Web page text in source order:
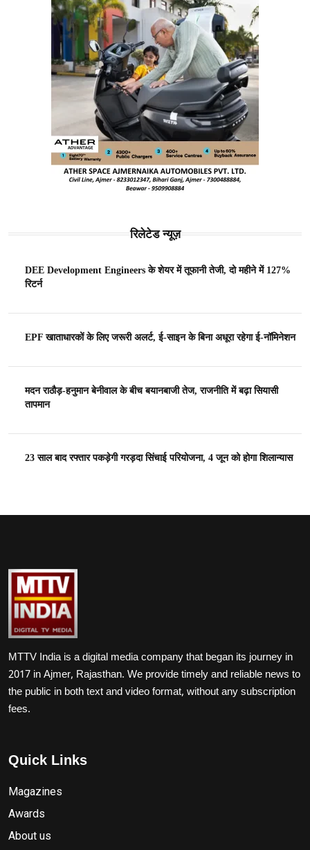
रिलेटेड न्यूज़
DEE Development Engineers के शेयर में तूफानी तेजी, दो महीने में 127%
रिटर्न
EPF खाताधारकों के लिए जरूरी अलर्ट, ई-साइन के बिना अधूरा रहेगा ई-नॉमिनेशन
मदन राठौड़-हनुमान बेनीवाल के बीच बयानबाजी तेज, राजनीति में बढ़ा सियासी
तापमान
23 साल बाद रफ्तार पकड़ेगी गरड़दा सिंचाई परियोजना, 4 जून को होगा शिलान्यास
MTTV India is a digital media company that began its journey in
2017 in Ajmer, Rajasthan. We provide timely and reliable news to
the public in both text and video format, without any subscription
fees.
Quick Links
Magazines
Awards
About us